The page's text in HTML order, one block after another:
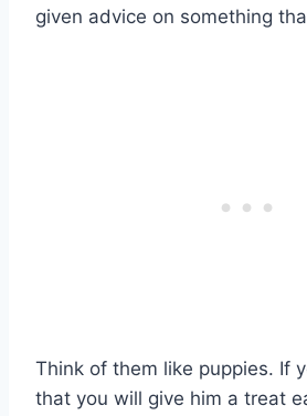
given advice on something
Think of them like puppies. If
that you will give him a treat